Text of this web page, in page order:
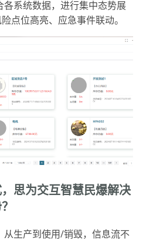
各系统数据，进行集中态势展
点位高亮、应急事件联动。
思为交互智慧民爆解决
从生产到使用/销毁，信息流不